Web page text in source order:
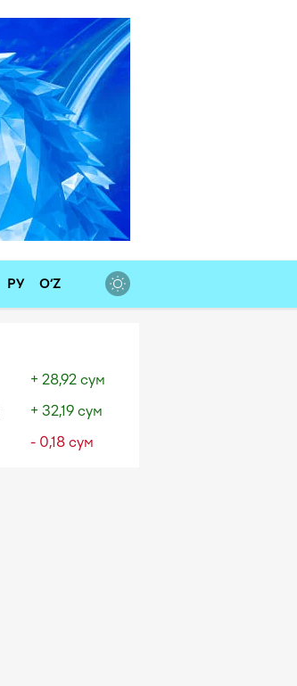
РУ O‘Z
+ 28,92 сум
+ 32,19 сум
- 0,18 сум